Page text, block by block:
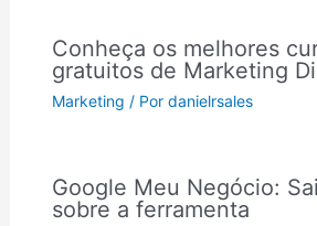
Conheça os melhores
gratuitos de Marketing
Marketing / Pordanielrsales
Google Meu Negócio:
sobre a ferramenta